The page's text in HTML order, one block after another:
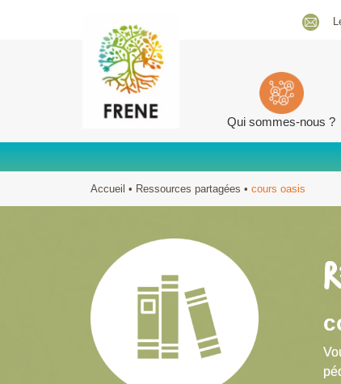
Qui sommes-nous ?
Accueil • Ressources partagées • cours oasis